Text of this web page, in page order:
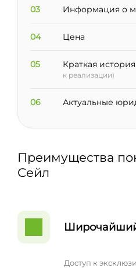
03 Информация о
04 Цена
05 Краткая история
к реализации)
06 Актуальные
Преимущества
Сейл
Доступ к